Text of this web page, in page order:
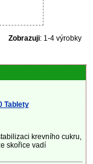
Zobrazuji: 1-4 výrobky
Tablety
krevního cukru,
skořice vadí